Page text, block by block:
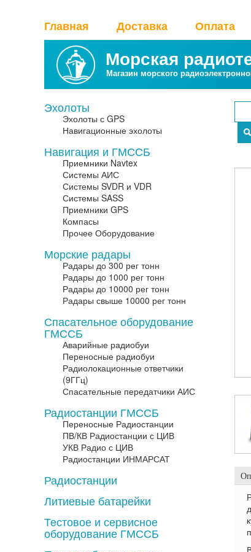
Главная Доставка Оплата
Морская
Магазин морского
Эхолоты
Эхолоты с GPS
Навигационные эхолоты
Навигация и ГМССБ
Приемники Navtex
Системы АИС
Системы SVDR и VDR
Системы SASS
Приемники GPS
Компасы
Прочее Оборудование
Морские радары
Радары до 300 рег тонн
Радары до 1000 рег тонн
Радары до 10000 рег тонн
Радары свыше 10000 рег тонн
Спасательное оборудование
ГМССБ
Аварийные радиобуи
Переносные радиобуи
Радиолокационные ответчики
(9ГГц)
Спасательные передатчики АИС
Радиостанции ГМССБ
Переносные Радиостанции
ПВ/КВ Радиостанции с ЦИВ
УКВ Радио с ЦИВ
Радиостанции ИНМАРСАТ
Радиостанции
Литиевые батарейки
Тестовое и сервисное
оборудование ГМССБ